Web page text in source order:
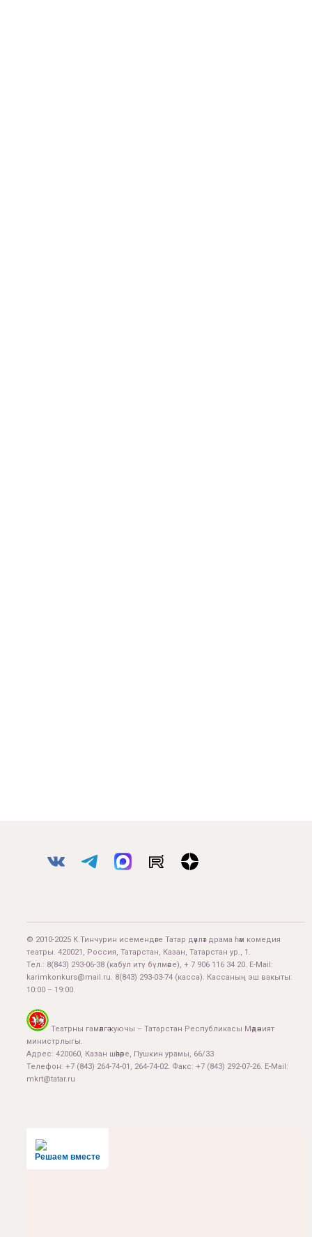
© 2010-2025 К.Тинчурин исемендәге Татар дәүләт драма һәм комедия
театры. 420021, Россия, Татарстан, Казан, Татарстан ур., 1.
Тел.: 8(843) 293-06-38 (кабул итү бүлмәсе), + 7 906 116 34 20. E-Mail:
karimkonkurs@mail.ru. 8(843) 293-03-74 (касса). Кассаның эш вакыты:
10:00 – 19:00.
Театрны гамәлгә куючы – Татарстан Республикасы Мәдәният
министрлыгы.
Адрес: 420060, Казан шәһәре, Пушкин урамы, 66/33
Телефон: +7 (843) 264-74-01, 264-74-02. Факс: +7 (843) 292-07-26. E-Mail:
mkrt@tatar.ru
Решаем вместе